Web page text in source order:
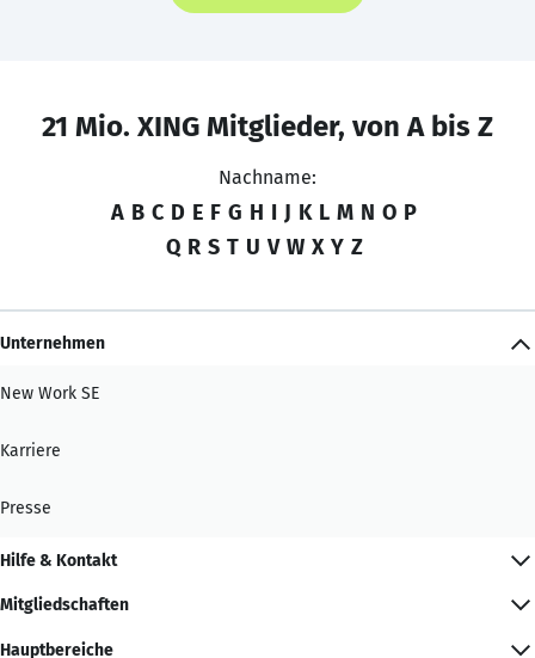
21 Mio. XING Mitglieder, von A bis Z
Nachname:
A B C D E F G H I J K L M N O P
Q R S T U V W X Y Z
Unternehmen
New Work SE
Karriere
Presse
Hilfe & Kontakt
Mitgliedschaften
Hauptbereiche